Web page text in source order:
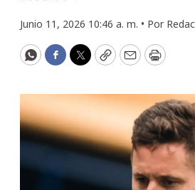
Junio 11, 2026 10:46 a. m. • Por
WhatsApp
Facebook
Twitter
CopyEmailPrint